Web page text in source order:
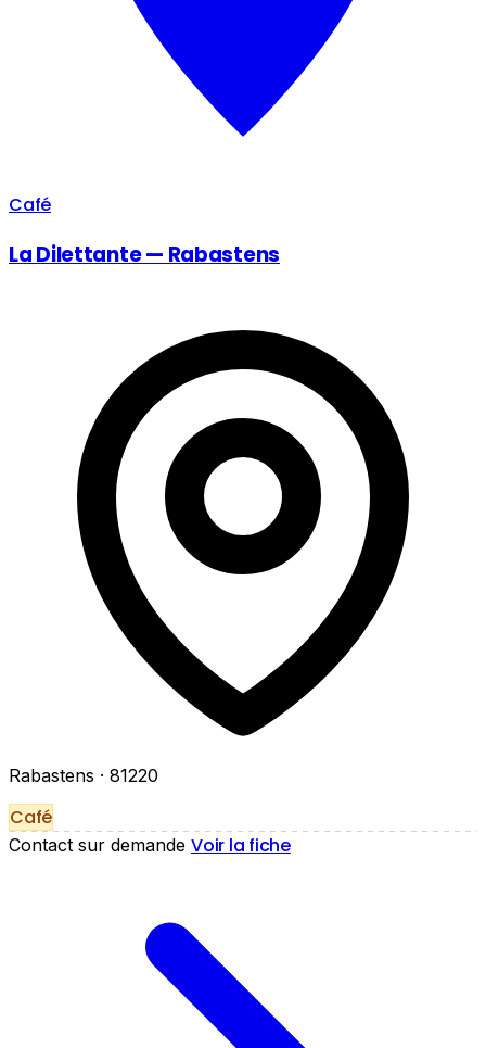
Café
La Dilettante — Rabastens
Rabastens · 81220
Café
Contact sur demande Voir la fiche